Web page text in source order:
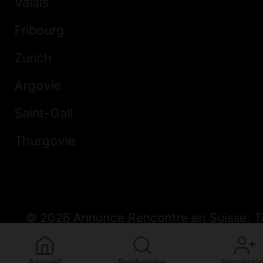
© 2026 Annonce Rencontre en Suisse.